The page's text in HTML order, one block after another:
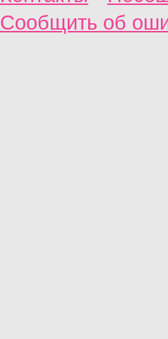
Сообщить об